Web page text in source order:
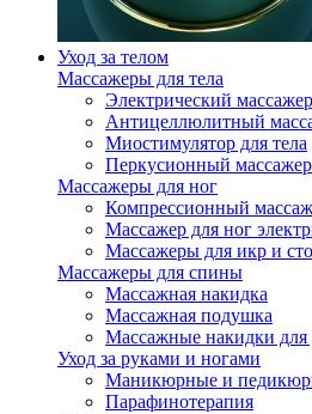
Уход за телом
Массажеры для тела
Электрический
Антицеллюлитный
Миостимулятор для тела
Перкусионный массажер
Массажеры для ног
Компрессионный
Массажер для ног
Массажеры для икр и
Массажеры для спины
Массажная накидка
Массажная подушка
Массажные накидки для
Уход за руками и ногами
Маникюрные и
Парафинотерапия